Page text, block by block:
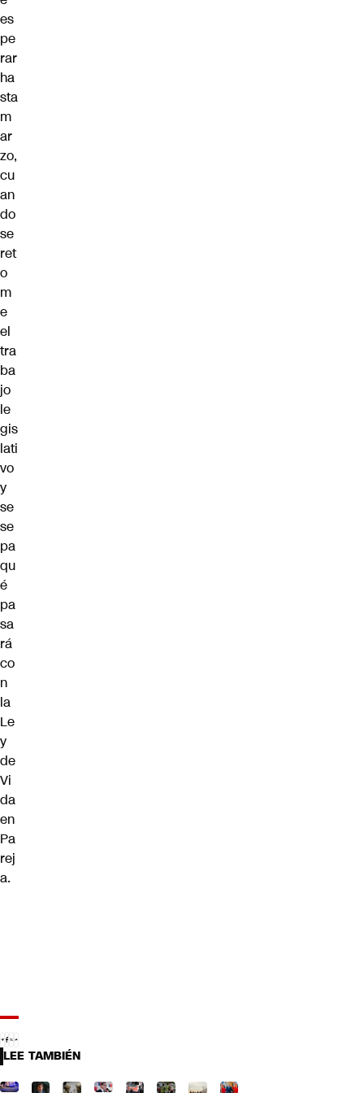
es
pe
rar
ha
sta
m
ar
zo,
cu
an
do
se
ret
o
m
e
el
tra
ba
jo
le
gis
lati
vo
y
se
se
pa
qu
é
pa
sa
rá
co
n
la
Le
y
de
Vi
da
en
Pa
rej
a.
LEE TAMBIÉN